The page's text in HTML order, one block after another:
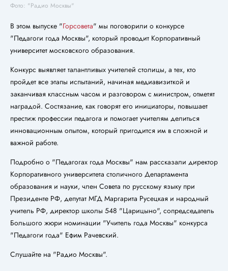
Фото: "Радио Москвы"
В этом выпуске "Горсовета" мы поговорили о конкурсе
"Педагоги года Москвы", который проводит Корпоративный
университет московского образования.
Конкурс выявляет талантливых учителей столицы, а тех, кто
пройдет все этапы испытаний, начиная медиавизиткой и
заканчивая классным часом и разговором с министром, отметят
наградой. Состязание, как говорят его инициаторы, повышает
престиж профессии педагога и помогает учителям делиться
инновационным опытом, который пригодится им в сложной и
важной работе.
Подробно о "Педагогах года Москвы" нам рассказали директор
Корпоративного университета столичного Департамента
образования и науки, член Совета по русскому языку при
Президенте РФ, депутат МГД Маргарита Русецкая и народный
учитель РФ, директор школы 548 "Царицыно", сопредседатель
Большого жюри номинации "Учитель года Москвы" конкурса
"Педагоги года" Ефим Рачевский.
Слушайте на "Радио Москвы".